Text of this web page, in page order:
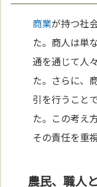
商業が持つ社
た。商人は単
通を通じて人
た。さらに、
引を行うこと
た。この考え
その責任を重
農民、職人